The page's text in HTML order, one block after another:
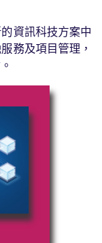
資訊科技方案中
務及項目管理，
。